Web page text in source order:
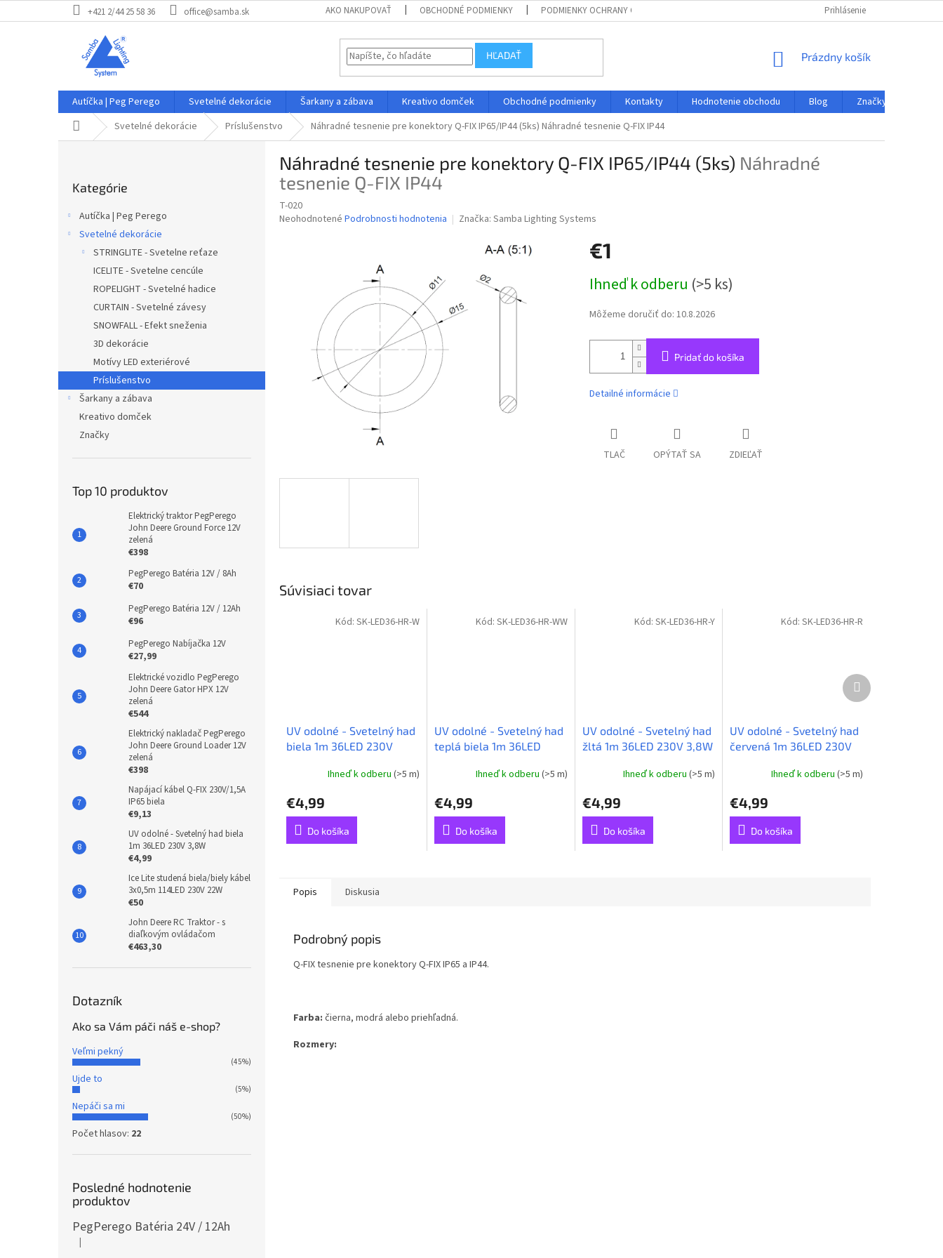
na
+421 2/44 25 58 36 office@samba.sk AKO NAKUPOVAŤ OBCHODNÉ PODMIENKY PODMIENKY OCHRANY OSOBNÝCH ÚDAJOV REKLAMAČNÝ PORIADOK PREHLAD SPÔSOBU
Prihlásenie
HĽADAŤ
NÁKUPNÝ
Prázdny košík
Autíčka | Peg Perego Svetelné dekorácie Šarkany a zábava Kreativo domček Obchodné podmienky Kontakty Hodnotenie obchodu Blog
Značky
DomovSvetelné dekorácie Príslušenstvo Náhradné tesnenie pre konektory Q-FIX IP65/IP44 (5ks) Náhradné tesnenie Q-FIX IP44
kategórie
Kategórie
Autíčka | Peg Perego
Svetelné dekorácie
STRINGLITE - Svetelne reťaze
ICELITE - Svetelne cencúle
ROPELIGHT - Svetelné hadice
CURTAIN - Svetelné závesy
SNOWFALL - Efekt sneženia
3D dekorácie
Motívy LED exteriérové
Príslušenstvo
Šarkany a zábava
Kreativo domček
Značky
Top 10 produktov
Elektrický traktor PegPerego
John Deere Ground Force 12V
zelená
€398
PegPerego Batéria 12V / 8Ah
€70
PegPerego Batéria 12V / 12Ah
€96
PegPerego Nabíjačka 12V
€27,99
Elektrické vozidlo PegPerego
John Deere Gator HPX 12V
zelená
€544
Elektrický nakladač PegPerego
John Deere Ground Loader 12V
zelená
€398
Napájací kábel Q-FIX 230V/1,5A
IP65 biela
€9,13
UV odolné - Svetelný had biela
1m 36LED 230V 3,8W
€4,99
Ice Lite studená biela/biely kábel
3x0,5m 114LED 230V 22W
€50
John Deere RC Traktor - s
diaľkovým ovládačom
€463,30
Dotazník
Ako sa Vám páči náš e-shop?
Veľmi pekný
(45%)
Ujde to
(5%)
Nepáči sa mi
(50%)
Počet hlasov: 22
Posledné hodnotenie
produktov
PegPerego Batéria 24V / 12Ah
Hodnotenie produktu je 5 z 5 hviezdičiek.
|
Náhradné tesnenie pre konektory Q-FIX IP65/IP44 (5ks) Náhradné
tesnenie Q-FIX IP44
T-020
Priemerné
hviezdičiek.
Neohodnotené Podrobnosti hodnotenia Značka: Samba Lighting Systems
€1
cena:
Ihneď k odberu (>5 ks)
Môžeme doručiť do: 10.8.2026
Pridať do košíka
Detailné informácie
TLAČ OPÝTAŤ SA ZDIEĽAŤ
Súvisiaci tovar
UV odolné - Svetelný had
biela 1m 36LED 230V
Ihneď k odberu (>5 m)
€4,99
Do košíka
Kód: SK-LED36-HR-W
UV odolné - Svetelný had
teplá biela 1m 36LED
Ihneď k odberu (>5 m)
€4,99
Do košíka
Kód: SK-LED36-HR-WW
UV odolné - Svetelný had
žltá 1m 36LED 230V 3,8W
Ihneď k odberu(>5 m)
€4,99
Do košíka
Kód:SK-LED36-HR-Y
UV odolné - Svetelný had
červená 1m 36LED 230V
Ihneď k odberu (>5 m)
€4,99
Do košíka
Kód: SK-LED36-HR-R
Ďalší
produkt
Popis Diskusia
Podrobný popis
Q-FIX tesnenie pre konektory Q-FIX IP65 a IP44.
Farba: čierna, modrá alebo priehľadná.
Rozmery: